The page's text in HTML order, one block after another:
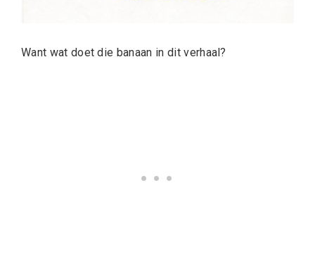
Want wat doet die banaan in dit verhaal?